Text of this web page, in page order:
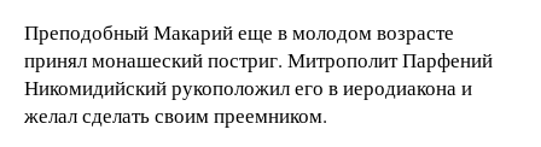
Преподобный Макарий еще в молодом возрасте
принял монашеский постриг. Митрополит Парфений
Никомидийский рукоположил его в иеродиакона и
желал сделать своим преемником.